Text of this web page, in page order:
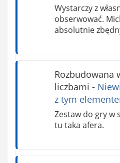
Wystarczy z
obserwować.
absolutnie
Rozbudowana
liczbami -
z tym
Zestaw do gry w
tu taka afera.